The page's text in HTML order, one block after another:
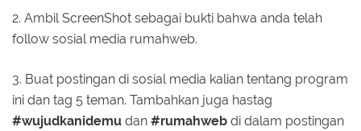
2. Ambil ScreenShot sebagai bukti bahwa anda telah
follow sosial media rumahweb.
3. Buat postingan di sosial media kalian tentang program
ini dan tag 5 teman. Tambahkan juga hastag
#wujudkanidemu dan #rumahweb di dalam postingan